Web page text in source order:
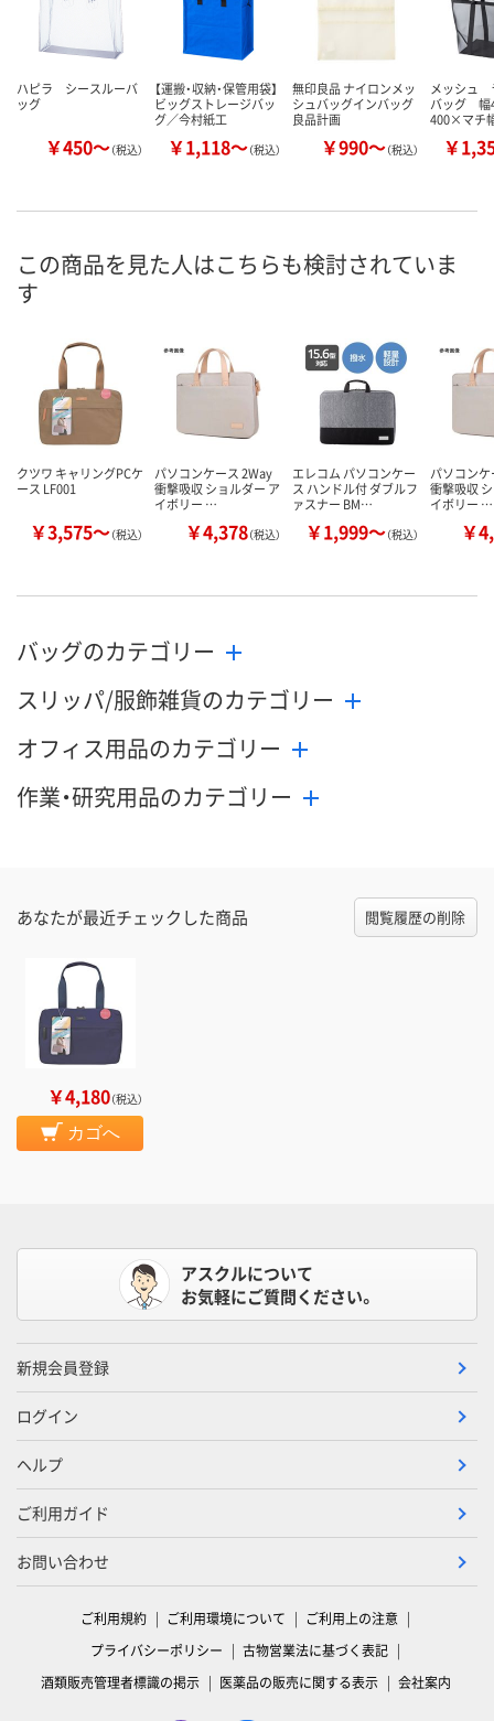
ハピラ シースルーバ
ッグ
￥450～（税込）
【運搬・収納・保管用袋】
ビッグストレージバッ
グ／今村紙工
￥1,118～（税込）
無印良品 ナイロンメッ
シュバッグインバッグ
良品計画
￥990～（税込）
メッシュ
バッグ 幅
400×マチ
￥
この商品を見た人はこちらも検討されていま
す
クツワ キャリングPCケ
ース LF001
￥3,575～（税込）
パソコンケース 2Way
衝撃吸収 ショルダー ア
イボリー …
￥4,378（税込）
エレコム パソコンケー
ス ハンドル付 ダブルフ
ァスナー BM…
￥1,999～（税込）
パソコン
衝撃吸収
イボリー …
￥
バッグのカテゴリー
スリッパ/服飾雑貨のカテゴリー
オフィス用品のカテゴリー
作業・研究用品のカテゴリー
あなたが最近チェックした商品 閲覧履歴の削除
￥4,180（税込）
カゴへ
アスクルについて
お気軽にご質問ください。
新規会員登録
ログイン
ヘルプ
ご利用ガイド
お問い合わせ
ご利用規約 ご利用環境について
ご利用上の注意
プライバシーポリシー
古物営業法に基づく表記
酒類販売管理者標識の掲示
医薬品の販売に関する表示 会社案内